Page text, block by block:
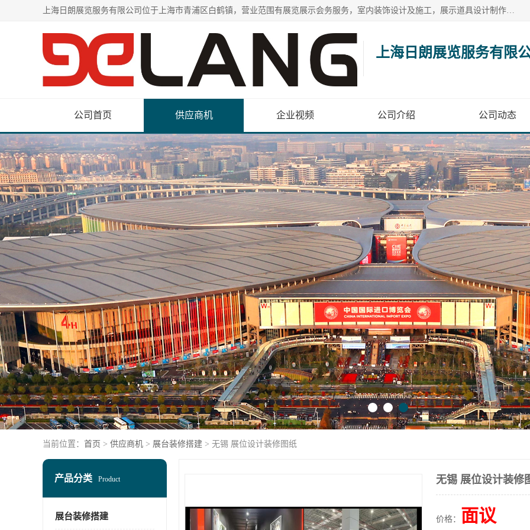
上海日朗展览服务有限公司位于上海市青浦区白鹤镇，营业范围有展览展示会务服务，室内装饰设计及施工，展示道具设计制作，舞台设计，图文设计，灯箱制作，园林绿化工程，广告装潢材料，建筑材料，办公用品，工艺礼品日用百货销售。
上海日朗展览服务有限
公司首页 供应商机 企业视频 公司介绍 公司动态
当前位置： 首页 > 供应商机 > 展台装修搭建 > 无锡 展位设计装修图纸
产品分类 Product
展台装修搭建
无锡 展位设计装修
价格： 面议